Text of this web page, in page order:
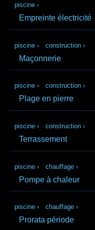
piscine ›
Empreinte électricité
piscine › construction ›
Maçonnerie
piscine › construction ›
Plage en pierre
piscine › construction ›
Terrassement
piscine › chauffage ›
Pompe à chaleur
piscine › chauffage ›
Prorata période